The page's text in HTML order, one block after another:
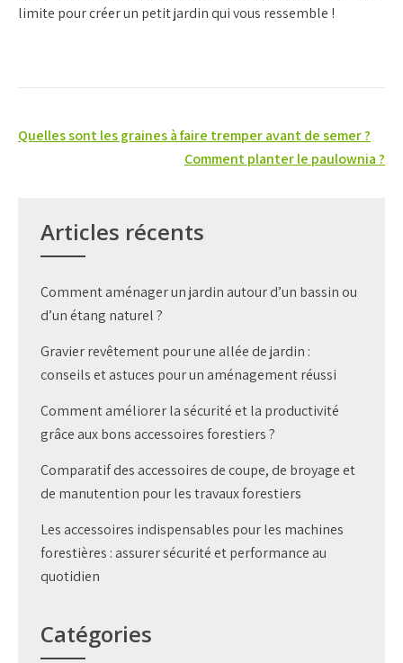
limite pour créer un petit jardin qui vous ressemble !
Navigation
Quelles sont les graines à faire tremper avant de semer ?
Comment planter le paulownia ?
Articles récents
Comment aménager un jardin autour d’un bassin ou
d’un étang naturel ?
Gravier revêtement pour une allée de jardin :
conseils et astuces pour un aménagement réussi
Comment améliorer la sécurité et la productivité
grâce aux bons accessoires forestiers ?
Comparatif des accessoires de coupe, de broyage et
de manutention pour les travaux forestiers
Les accessoires indispensables pour les machines
forestières : assurer sécurité et performance au
quotidien
Catégories